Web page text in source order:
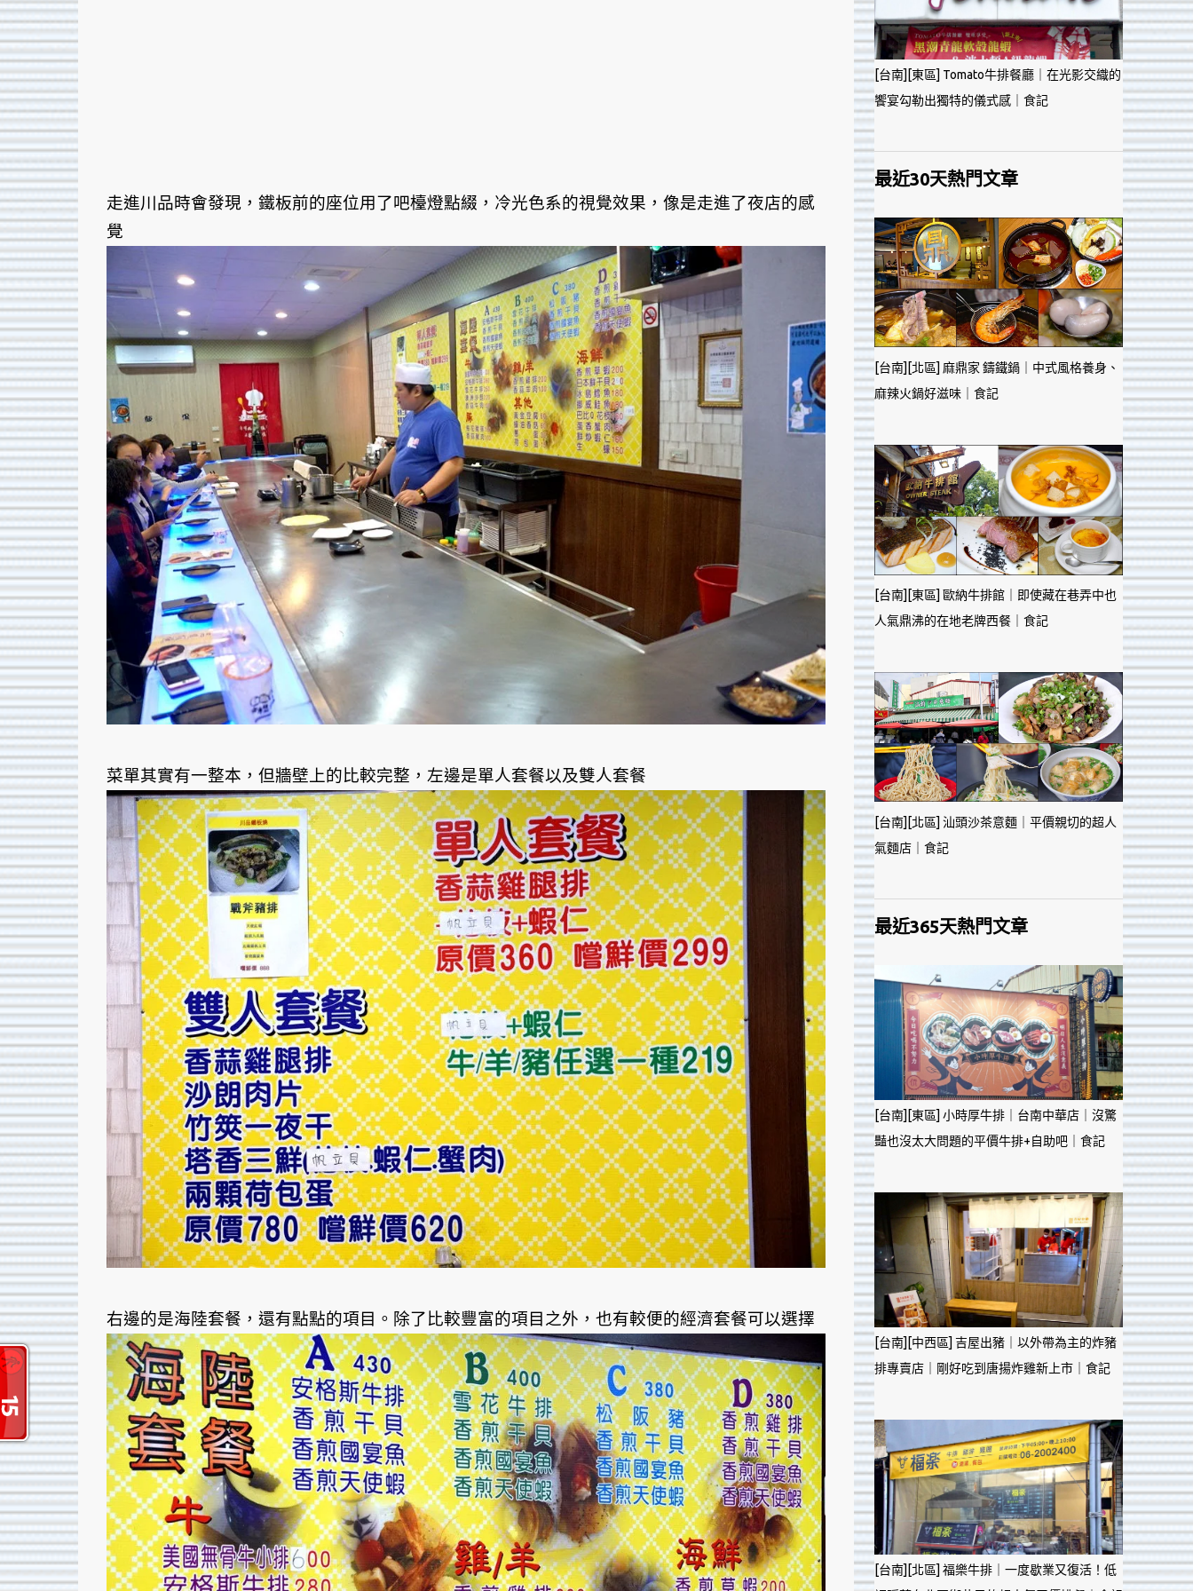
走進川品時會發現，鐵板前的座位用了吧檯燈點綴，冷光色系的視覺效果，像是走進了夜店的感
覺
菜單其實有一整本，但牆壁上的比較完整，左邊是單人套餐以及雙人套餐
右邊的是海陸套餐，還有點點的項目。除了比較豐富的項目之外，也有較便的經濟套餐可以選擇
[台南][東區] Tomato牛排餐廳｜在光影交織的
饗宴勾勒出獨特的儀式感｜食記
最近30天熱門文章
[台南][北區] 麻鼎家 鑄鐵鍋｜中式風格養身、
麻辣火鍋好滋味｜食記
[台南][東區] 歐納牛排館｜即使藏在巷弄中也
人氣鼎沸的在地老牌西餐｜食記
[台南][北區] 汕頭沙茶意麵｜平價親切的超人
氣麵店｜食記
最近365天熱門文章
[台南][東區] 小時厚牛排｜台南中華店｜沒驚
豔也沒太大問題的平價牛排+自助吧｜食記
[台南][中西區] 吉屋出豬｜以外帶為主的炸豬
排專賣店｜剛好吃到唐揚炸雞新上市｜食記
[台南][北區] 福樂牛排｜一度歇業又復活！低